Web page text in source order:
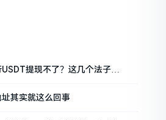
提现不了？这几个法子能
其实就这么回事